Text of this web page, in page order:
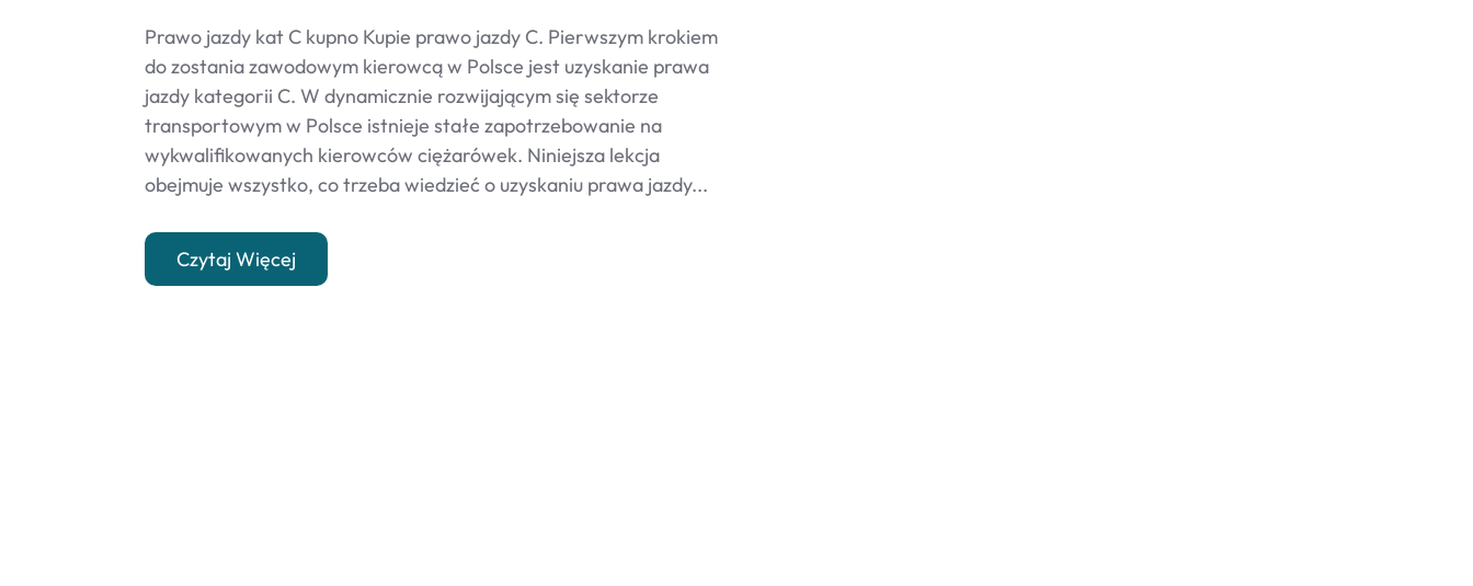
Prawo jazdy kat C kupno Kupie prawo jazdy C. Pierwszym krokiem
do zostania zawodowym kierowcą w Polsce jest uzyskanie prawa
jazdy kategorii C. W dynamicznie rozwijającym się sektorze
transportowym w Polsce istnieje stałe zapotrzebowanie na
wykwalifikowanych kierowców ciężarówek. Niniejsza lekcja
obejmuje wszystko, co trzeba wiedzieć o uzyskaniu prawa jazdy...
Czytaj Więcej